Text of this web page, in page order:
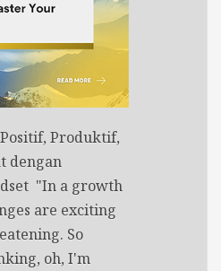
Produktif,
dengan
"In a growth
are exciting
So
oh, I'm